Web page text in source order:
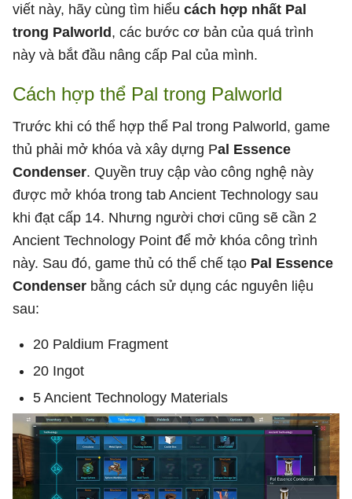
viết này, hãy cùng tìm hiểu cách hợp nhất Pal
trong Palworld, các bước cơ bản của quá trình
này và bắt đầu nâng cấp Pal của mình.
Cách hợp thể Pal trong Palworld
Trước khi có thể hợp thể Pal trong Palworld, game
thủ phải mở khóa và xây dựng Pal Essence
Condenser. Quyền truy cập vào công nghệ này
được mở khóa trong tab Ancient Technology sau
khi đạt cấp 14. Nhưng người chơi cũng sẽ cần 2
Ancient Technology Point để mở khóa công trình
này. Sau đó, game thủ có thể chế tạo Pal Essence
Condenser bằng cách sử dụng các nguyên liệu
sau:
20 Paldium Fragment
20 Ingot
5 Ancient Technology Materials